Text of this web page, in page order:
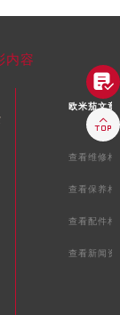
内容
欧米茄文章
查看维修相
查看保养相
查看配件相
查看新闻资

